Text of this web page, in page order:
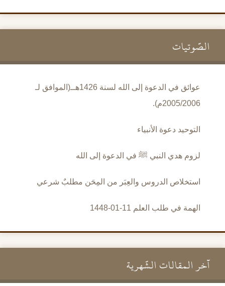
الصَّوتيات
عوائق في الدعوة إلى الله لسنة 1426هــ(الموافق لـ
2005/2006م).
التوحيد دعوة الأنبياء
لزوم هدي النبي ﷺ في الدعوة إلى الله
استخلاص الدروس والعِبَر من المِحَن مطلبٌ شرعي
الهمة في طلب العلم 11-01-1448
آخر المقالات الشَّهرية